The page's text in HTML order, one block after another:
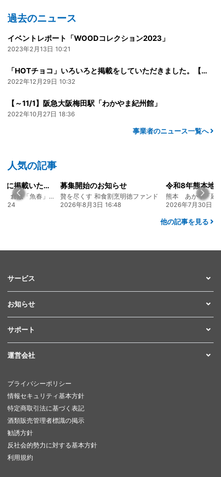
過去のニュース
イベントレポート「WOODコレクション2023」
2023年2月13日 10:21
「HOTチョコ」いろいろと掲載をしていただきました。【株式会社エムアファブリー】
2022年12月29日 10:32
【～11/1】阪急大阪梅田駅「わかやま紀州館」
2022年10月27日 18:36
事業者のニュース一覧へ
人気の記事
らせ
烹明徳ファンド
熊本 あか牛「延寿牛」ファンド2026
2026年7月30日 15:25
2026年8月4日
他の記事を見る
サービス
お知らせ
サポート
運営会社
プライバシーポリシー
情報セキュリティ基本方針
特定商取引法に基づく表記
酒類販売管理者標識の掲示
勧誘方針
反社会的勢力に対する基本方針
利用規約